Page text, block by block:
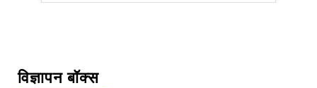
विज्ञापन बॉक्स